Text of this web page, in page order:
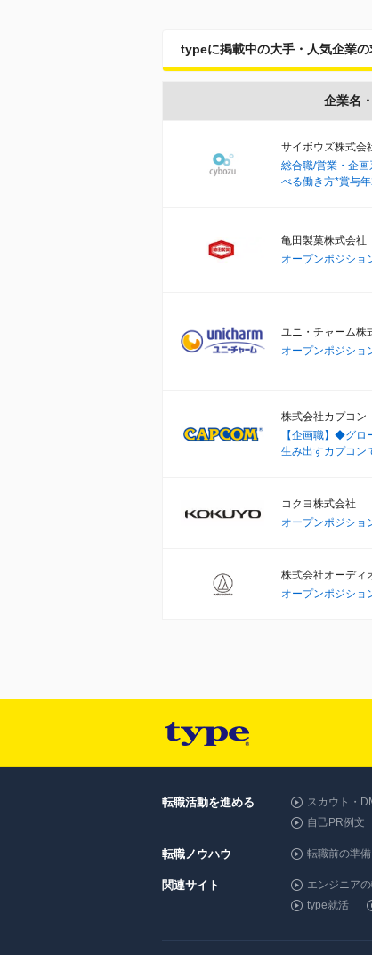
typeに掲載中の大手・人気企業の
企業名
サイボウズ株式会
総合職/営業・企
べる働き方*賞与年
亀田製菓株式会社
オープンポジショ
ユニ・チャーム株
オープンポジショ
株式会社カプコン
【企画職】◆グロ
生み出すカプコン
コクヨ株式会社
オープンポジショ
株式会社オーディ
オープンポジショ
転職活動を進める スカウト・
自己PR例文
転職ノウハウ 転職前の準備
関連サイト エンジニア
type就活